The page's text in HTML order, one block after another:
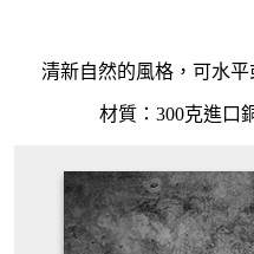
清新自然的風格，可水
材質：300克進口